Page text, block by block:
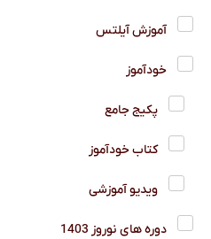
آموزش آیلتس
خودآموز
پکیج جامع
کتاب خودآموز
ویدیو آموزشی
دوره های نوروز 1403